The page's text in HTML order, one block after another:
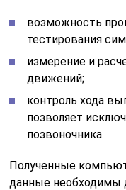
возможность
тестирования
измерение и
движений;
контроль хода
позволяет
позвоночника.
Полученные
данные необходимы